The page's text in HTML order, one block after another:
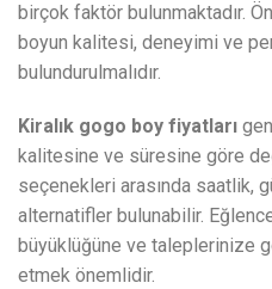
birçok faktör bulunmaktadır.
boyun kalitesi, deneyimi ve
bulundurulmalıdır.
Kiralık gogo boy fiyatları
kalitesine ve süresine göre
seçenekleri arasında saatlik,
alternatifler bulunabilir.
büyüklüğüne ve taleplerinize
etmek önemlidir.